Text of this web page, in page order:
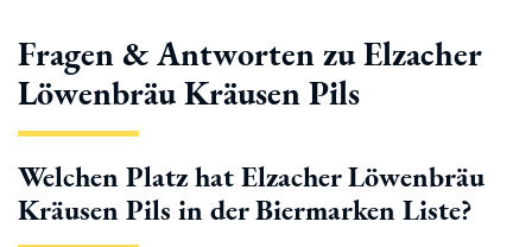
Fragen & Antworten zu Elzacher
Löwenbräu Kräusen Pils
Welchen Platz hat Elzacher Löwenbräu
Kräusen Pils in der Biermarken Liste?